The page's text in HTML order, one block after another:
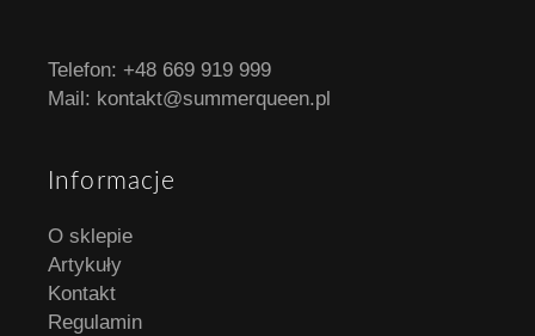
Telefon:+48 669 919 999
Mail: kontakt@summerqueen.pl
Informacje
O sklepie
Artykuły
Kontakt
Regulamin